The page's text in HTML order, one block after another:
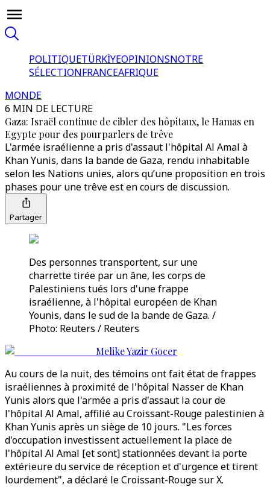
POLITIQUETÜRKİYEOPINIONSNOTRE
SÉLECTIONFRANCEAFRIQUE
MONDE
6 MIN DE LECTURE
Gaza: Israël continue de cibler des hôpitaux, le Hamas en
Egypte pour des pourparlers de trêve
L'armée israélienne a pris d'assaut l'hôpital Al Amal à
Khan Yunis, dans la bande de Gaza, rendu inhabitable
selon les Nations unies, alors qu’une proposition en trois
phases pour une trêve est en cours de discussion.
Partager
Des personnes transportent, sur une
charrette tirée par un âne, les corps de
Palestiniens tués lors d'une frappe
israélienne, à l'hôpital européen de Khan
Younis, dans le sud de la bande de Gaza. /
Photo: Reuters / Reuters
Melike Yazir Gocer
Au cours de la nuit, des témoins ont fait état de frappes
israéliennes à proximité de l'hôpital Nasser de Khan
Yunis alors que l'armée a pris d'assaut la cour de
l'hôpital Al Amal, affilié au Croissant-Rouge palestinien à
Khan Yunis après un siège de 10 jours. "Les forces
d'occupation investissent actuellement la place de
l'hôpital Al Amal [et sont] stationnées devant la porte
extérieure du service de réception et d'urgence et tirent
lourdement", a déclaré le Croissant-Rouge sur X.